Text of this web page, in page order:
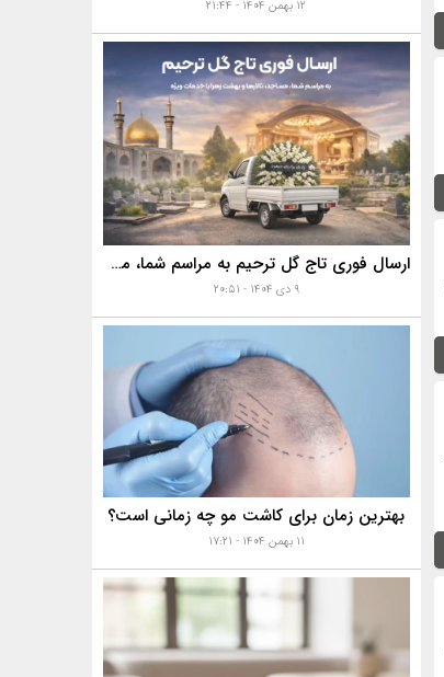
۱۲ بهمن ۱۴۰۴ - ۲۱:۴۴
ارسال فوری تاج گل ترحیم به مراسم شما، مساجد، تالارها و بهشت زهرا با خدمات ویژه
۹ دی ۱۴۰۴ - ۲۰:۵۱
بهترین زمان برای کاشت مو چه زمانی است؟
۱۱ بهمن ۱۴۰۴ - ۱۷:۲۱